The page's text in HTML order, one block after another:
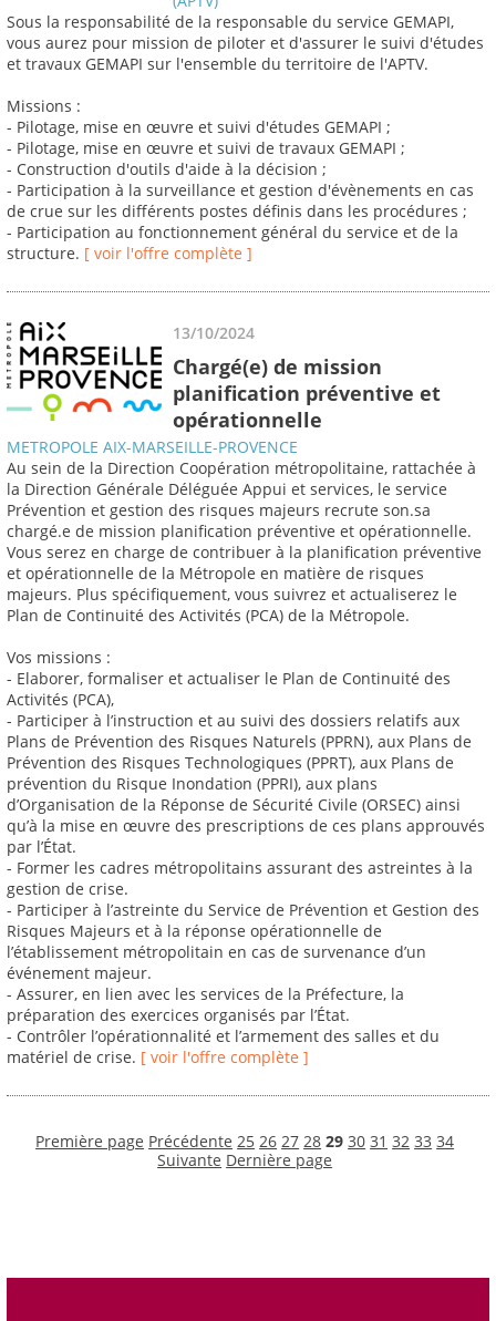
Sous la responsabilité de la responsable du service GEMAPI,
vous aurez pour mission de piloter et d'assurer le suivi d'études
et travaux GEMAPI sur l'ensemble du territoire de l'APTV.
Missions :
- Pilotage, mise en œuvre et suivi d'études GEMAPI ;
- Pilotage, mise en œuvre et suivi de travaux GEMAPI ;
- Construction d'outils d'aide à la décision ;
- Participation à la surveillance et gestion d'évènements en cas
de crue sur les différents postes définis dans les procédures ;
- Participation au fonctionnement général du service et de la
structure. [ voir l'offre complète ]
13/10/2024
Chargé(e) de mission
planification préventive et
opérationnelle
METROPOLE AIX-MARSEILLE-PROVENCE
Au sein de la Direction Coopération métropolitaine, rattachée à
la Direction Générale Déléguée Appui et services, le service
Prévention et gestion des risques majeurs recrute son.sa
chargé.e de mission planification préventive et opérationnelle.
Vous serez en charge de contribuer à la planification préventive
et opérationnelle de la Métropole en matière de risques
majeurs. Plus spécifiquement, vous suivrez et actualiserez le
Plan de Continuité des Activités (PCA) de la Métropole.
Vos missions :
- Elaborer, formaliser et actualiser le Plan de Continuité des
Activités (PCA),
- Participer à l’instruction et au suivi des dossiers relatifs aux
Plans de Prévention des Risques Naturels (PPRN), aux Plans de
Prévention des Risques Technologiques (PPRT), aux Plans de
prévention du Risque Inondation (PPRI), aux plans
d’Organisation de la Réponse de Sécurité Civile (ORSEC) ainsi
qu’à la mise en œuvre des prescriptions de ces plans approuvés
par l’État.
- Former les cadres métropolitains assurant des astreintes à la
gestion de crise.
- Participer à l’astreinte du Service de Prévention et Gestion des
Risques Majeurs et à la réponse opérationnelle de
l’établissement métropolitain en cas de survenance d’un
événement majeur.
- Assurer, en lien avec les services de la Préfecture, la
préparation des exercices organisés par l’État.
- Contrôler l’opérationnalité et l’armement des salles et du
matériel de crise. [ voir l'offre complète ]
Première page Précédente 25 26 27 28 29 30 31 32 33 34
Suivante Dernière page